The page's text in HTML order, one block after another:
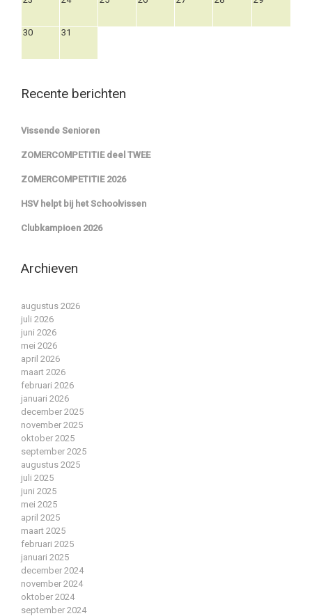
30 31
Recente berichten
Vissende Senioren
ZOMERCOMPETITIE deel TWEE
ZOMERCOMPETITIE 2026
HSV helpt bij het Schoolvissen
Clubkampioen 2026
Archieven
augustus 2026
juli 2026
juni 2026
mei 2026
april 2026
maart 2026
februari 2026
januari 2026
december 2025
november 2025
oktober 2025
september 2025
augustus 2025
juli 2025
juni 2025
mei 2025
april 2025
maart 2025
februari 2025
januari 2025
december 2024
november 2024
oktober 2024
september 2024